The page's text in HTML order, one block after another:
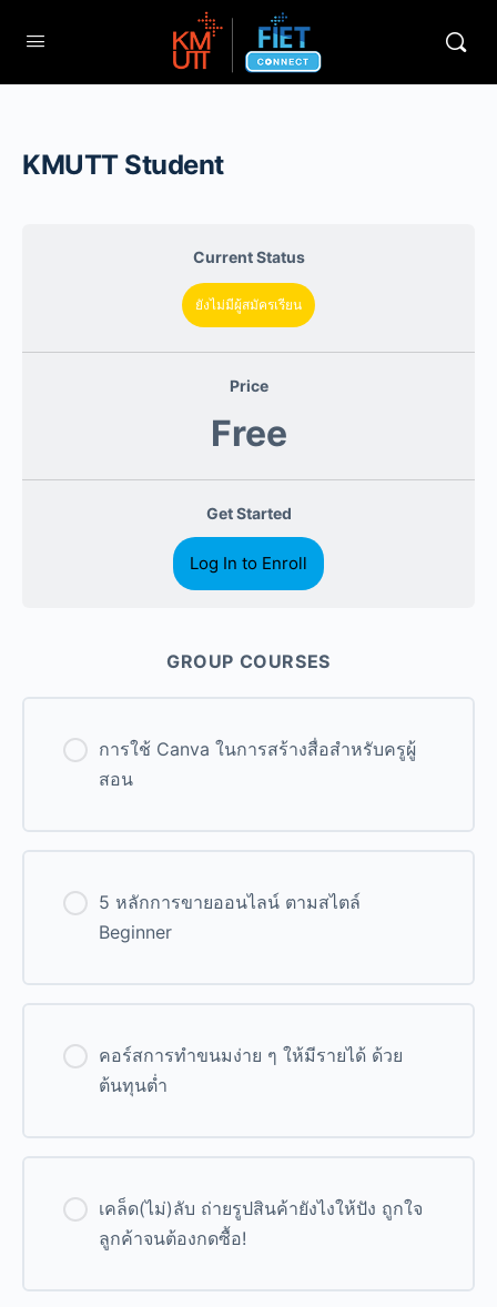
KMUTT Student
Current Status
ยังไม่มีผู้สมัครเรียน
Price
Free
Get Started
Log In to Enroll
GROUP COURSES
การใช้ Canva ในการสร้างสื่อสำหรับครูผู้
สอน
0% Complete 0/0 Steps
5 หลักการขายออนไลน์ ตามสไตล์
Beginner
0% Complete 0/0 Steps
คอร์สการทำขนมง่าย ๆ ให้มีรายได้ ด้วย
ต้นทุนต่ำ
0% Complete 0/0 Steps
เคล็ด(ไม่)ลับ ถ่ายรูปสินค้ายังไงให้ปัง ถูกใจ
ลูกค้าจนต้องกดซื้อ!
0% Complete 0/0 Steps